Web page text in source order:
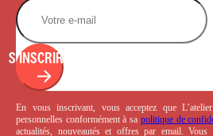
S'INSCRIRE
En vous inscrivant, vous acceptez que
personnelles conformément à sa politique de
actualités, nouveautés et offres par email.